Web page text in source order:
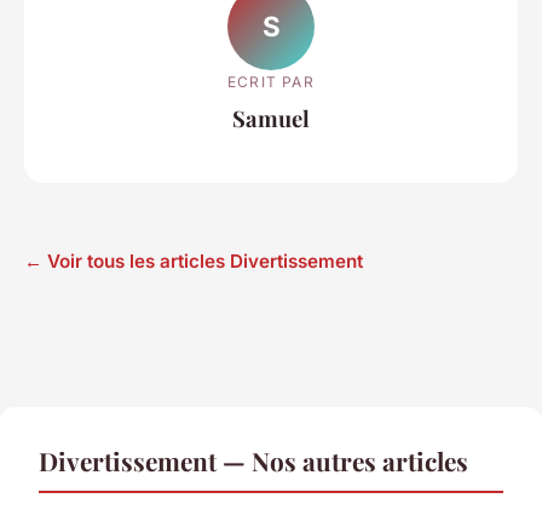
S
ECRIT PAR
Samuel
← Voir tous les articles Divertissement
Divertissement — Nos autres articles